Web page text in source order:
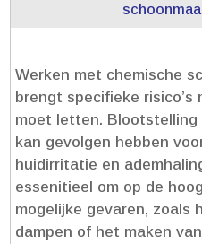
Werken met chemische
brengt specifieke risico’s
moet letten.​
kan gevolgen hebben
huidirritatie en
essenitieel om op de
mogelijke gevaren, zoals
dampen of het maken